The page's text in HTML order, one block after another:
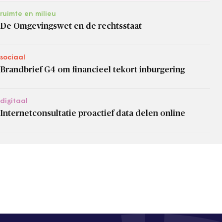
ruimte en milieu
De Omgevingswet en de rechtsstaat
sociaal
Brandbrief G4 om financieel tekort inburgering
digitaal
Internetconsultatie proactief data delen online